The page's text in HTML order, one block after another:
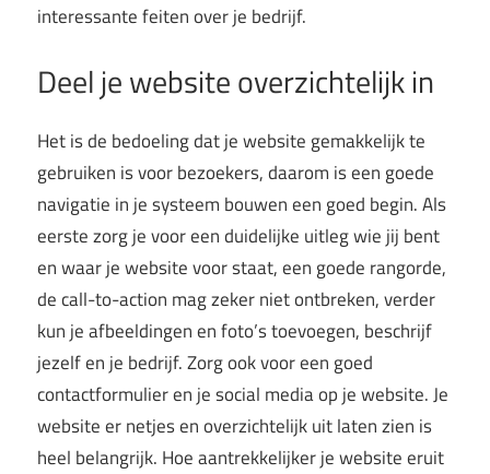
interessante feiten over je bedrijf.
Deel je website overzichtelijk in
Het is de bedoeling dat je website gemakkelijk te
gebruiken is voor bezoekers, daarom is een goede
navigatie in je systeem bouwen een goed begin. Als
eerste zorg je voor een duidelijke uitleg wie jij bent
en waar je website voor staat, een goede rangorde,
de call-to-action mag zeker niet ontbreken, verder
kun je afbeeldingen en foto’s toevoegen, beschrijf
jezelf en je bedrijf. Zorg ook voor een goed
contactformulier en je social media op je website. Je
website er netjes en overzichtelijk uit laten zien is
heel belangrijk. Hoe aantrekkelijker je website eruit